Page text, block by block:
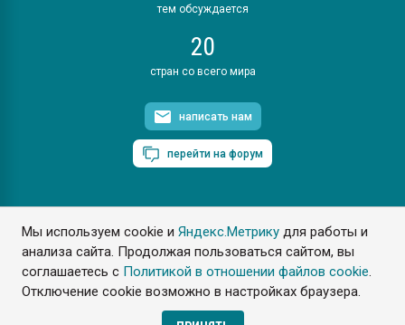
Мы используем cookie иЯндекс.Метрику для работы и
анализа сайта. Продолжая пользоваться сайтом, вы
соглашаетесь с Политикой в отношении файлов cookie.
Отключение cookie возможно в настройках браузера.
тем обсуждается
20
стран со всего мира
написать нам
перейти на форум
ПластЭксперт © 2006. Все права защищены
Разрешается копирование материалов сайта с обязательной
ссылкой на www.e-plastic.ru
Разработка сайта